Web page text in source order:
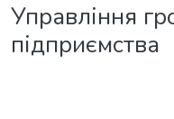
Управління
підприємства